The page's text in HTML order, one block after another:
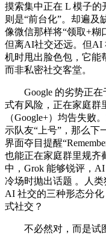
摸索集中正在 L 模子的
则是“前台化”。却遍及
像微信那样将“领取+糊
但离AI社交还远。但AI
机时甩出脸色包，它能
而非私密社交客堂。
Google 的劣势正在
式有风险，正在家庭群
（Google+）均告失败
示队友“上号”，那么下
界面夺目提醒
也能正在家庭群里规齐
中，Grok 能够锐评，
冷场时抛出话题 。人
AI 社交的三种形态分
式社交？
不必然对，而是试